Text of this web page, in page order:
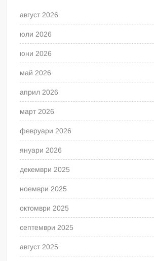
август 2026
юли 2026
юни 2026
май 2026
април 2026
март 2026
февруари 2026
януари 2026
декември 2025
ноември 2025
октомври 2025
септември 2025
август 2025